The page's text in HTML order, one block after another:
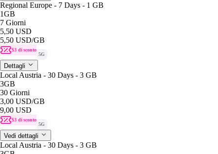
Regional Europe - 7 Days - 1 GB
1GB
7 Giorni
5,50 USD
5,50 USD/GB
$3 di sconto
5G
Dettagli
Local Austria - 30 Days - 3 GB
3GB
30 Giorni
3,00 USD/GB
9,00 USD
$3 di sconto
5G
Vedi dettagli
Local Austria - 30 Days - 3 GB